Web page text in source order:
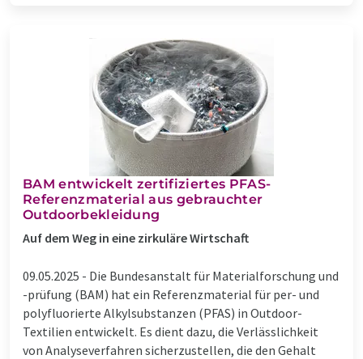
BAM entwickelt zertifiziertes PFAS-
Referenzmaterial aus gebrauchter
Outdoorbekleidung
Auf dem Weg in eine zirkuläre Wirtschaft
09.05.2025 - Die Bundesanstalt für Materialforschung und
-prüfung (BAM) hat ein Referenzmaterial für per- und
polyfluorierte Alkylsubstanzen (PFAS) in Outdoor-
Textilien entwickelt. Es dient dazu, die Verlässlichkeit
von Analyseverfahren sicherzustellen, die den Gehalt